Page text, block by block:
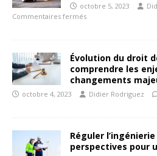
octobre 5, 2023
Commentaires fermés
Évolution du droit
comprendre les
changements
octobre 4, 2023 Didier Rodriguez
Réguler
perspectives pour